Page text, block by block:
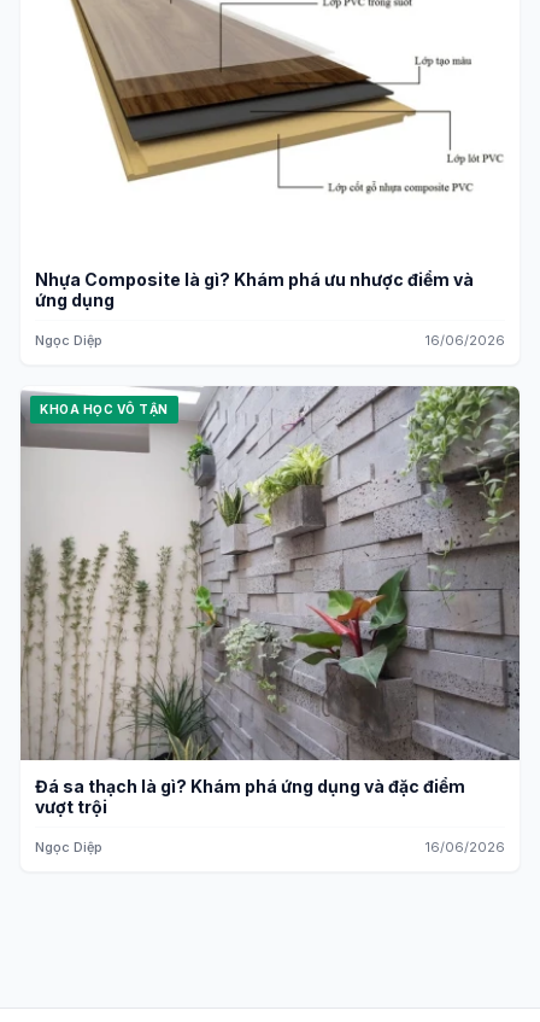
Nhựa Composite là gì? Khám phá ưu nhược điểm và
ứng dụng
Ngọc Diệp 16/06/2026
KHOA HỌC VÔ TẬN
Đá sa thạch là gì? Khám phá ứng dụng và đặc điểm
vượt trội
Ngọc Diệp 16/06/2026